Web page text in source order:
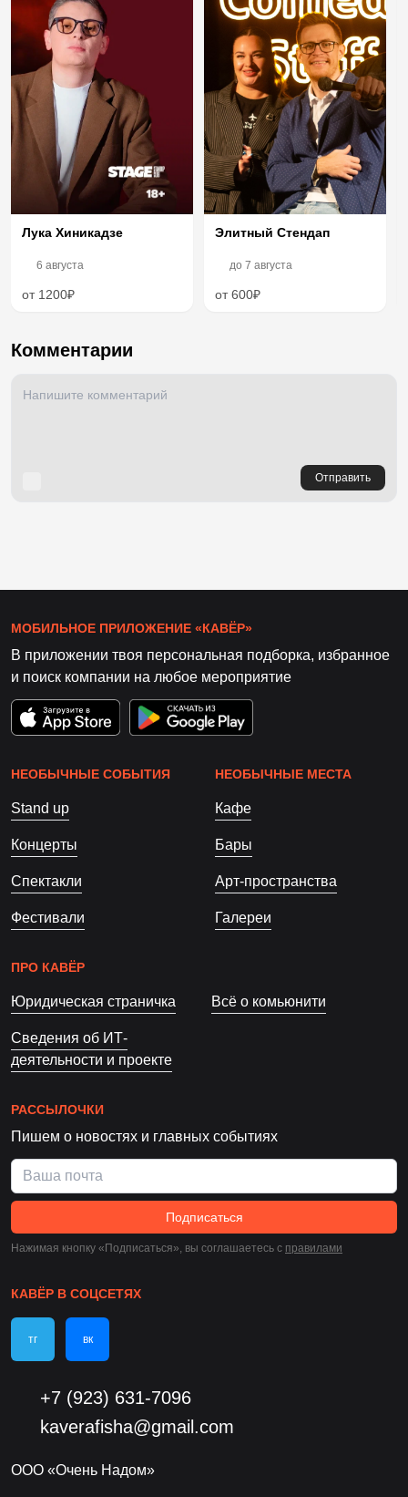
Лука Хиникадзе
6 августа
от 1200₽
Элитный Стендап
до 7 августа
от 600₽
Комментарии
Отправить
МОБИЛЬНОЕ ПРИЛОЖЕНИЕ «КАВЁР»
В приложении твоя персональная подборка, избранное
и поиск компании на любое мероприятие
НЕОБЫЧНЫЕ СОБЫТИЯ
Stand up
Концерты
Спектакли
Фестивали
НЕОБЫЧНЫЕ МЕСТА
Кафе
Бары
Арт-пространства
Галереи
ПРО КАВЁР
Юридическая страничка Всё о комьюнити
Сведения об ИТ-
деятельности и проекте
РАССЫЛОЧКИ
Пишем о новостях и главных событиях
Подписаться
Нажимая кнопку «Подписаться», вы соглашаетесь c правилами
КАВЁР В СОЦСЕТЯХ
тг вк
+7 (923) 631-7096
kaverafisha@gmail.com
ООО «Очень Надом»